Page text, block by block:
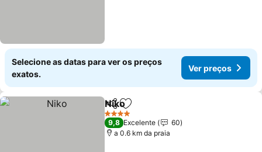
Selecione as datas para ver os preços
exatos.
Ver preços
PartilharAdicionar aos favoritos
Niko
4 Estrelas
9,8 Excelente
60
a 0.6 km da praia